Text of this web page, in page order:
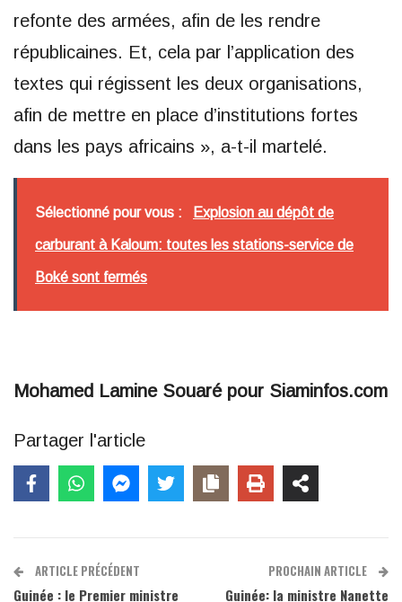
refonte des armées, afin de les rendre
républicaines. Et, cela par l’application des
textes qui régissent les deux organisations,
afin de mettre en place d’institutions fortes
dans les pays africains », a-t-il martelé.
Sélectionné pour vous : Explosion au dépôt de
carburant à Kaloum: toutes les stations-service de
Boké sont fermés
Mohamed Lamine Souaré pour Siaminfos.com
Partager l'article
ARTICLE PRÉCÉDENT
Guinée : le Premier ministre
PROCHAIN ARTICLE
Guinée: la ministre Nanette